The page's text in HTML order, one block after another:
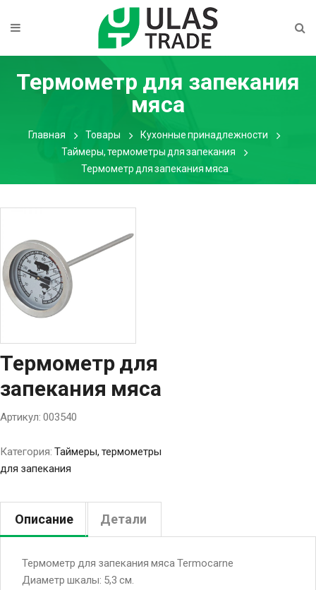
Термометр для запекания
мяса
Главная Товары
Кухонные принадлежности
Таймеры, термометры для запекания
Термометр для запекания мяса
Термометр для
запекания мяса
Артикул: 003540
Категория: Таймеры, термометры
для запекания
Описание Детали
Термометр для запекания мяса Termocarne
Диаметр шкалы: 5,3 см.